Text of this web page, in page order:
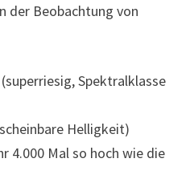
der Beobachtung von
Spektralklasse
Helligkeit)
4.000 Mal so hoch wie die